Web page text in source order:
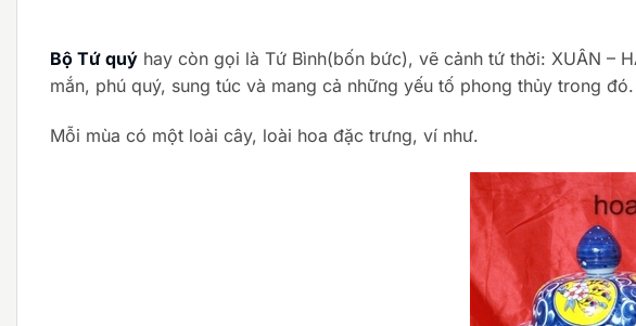
Bộ Tứ quý hay còn gọi là Tứ Bình(bốn bức), vẽ cảnh tứ thời: XUÂN –
mắn, phú quý, sung túc và mang cả những yếu tố phong thủy trong đó.
Mỗi mùa có một loài cây, loài hoa đặc trưng, ví như.